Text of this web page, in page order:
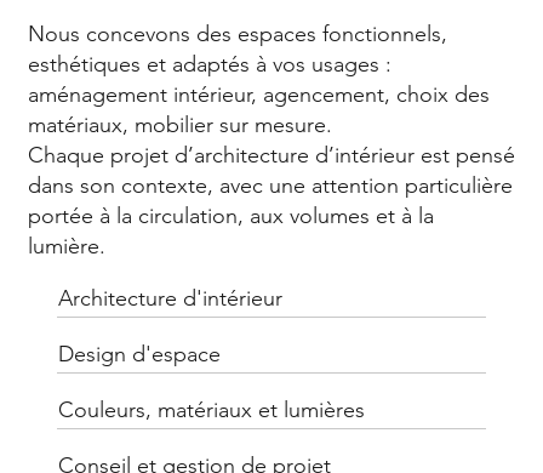
Nous concevons des espaces fonctionnels,
esthétiques et adaptés à vos usages :
aménagement intérieur, agencement, choix des
matériaux, mobilier sur mesure.
Chaque projet d’architecture d’intérieur est pensé
dans son contexte, avec une attention particulière
portée à la circulation, aux volumes et à la
lumière.
Architecture d'intérieur
Design d'espace
Couleurs, matériaux et lumières
Conseil et gestion de projet